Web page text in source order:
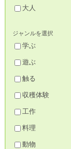
大人
ジャンルを選択
学ぶ
遊ぶ
触る
収穫体験
工作
料理
動物